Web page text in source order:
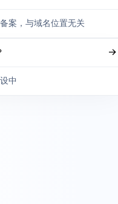
案，与域名位置无关
中